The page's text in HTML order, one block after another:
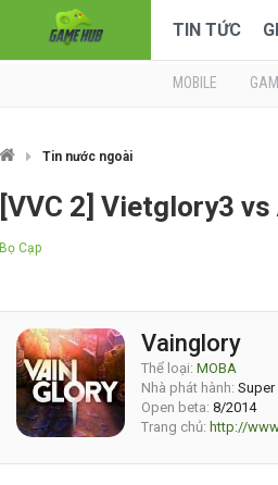
TIN TỨC
MOBILE
Tin nước ngoài
[VVC 2] Vietglory3
Bọ Cạp
Vainglory
Thể loại: MOBA
Nhà phát hành: Super
Open beta: 8/2014
Trang chủ: http://